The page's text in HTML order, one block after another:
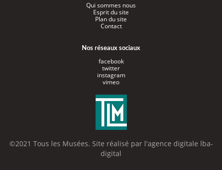
Qui sommes nous
Esprit du site
Plan du site
Contact
Nos réseaux sociaux
facebook
twitter
instagram
vimeo
©2021 Tous les Musées. Site réalisé par l'agence digitale lba-
digital